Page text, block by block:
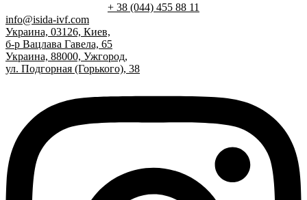
+ 38 (044) 455 88 11
info@isida-ivf.com
Украина, 03126, Киев,
б-р Вацлава Гавела, 65
Украина, 88000, Ужгород,
ул. Подгорная (Горького), 38